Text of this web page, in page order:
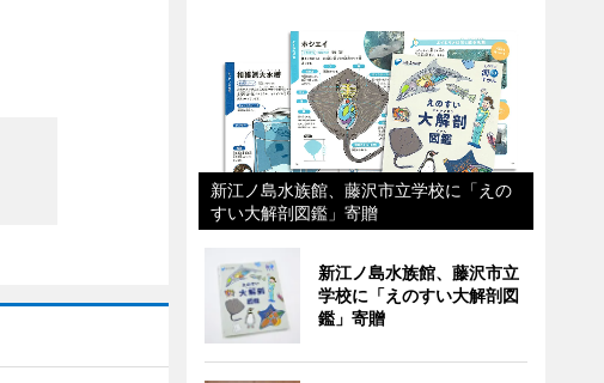
新江ノ島水族館、藤沢市立学校に「えの
すい大解剖図鑑」寄贈
新江ノ島水族館、藤沢市立
学校に「えのすい大解剖図
鑑」寄贈